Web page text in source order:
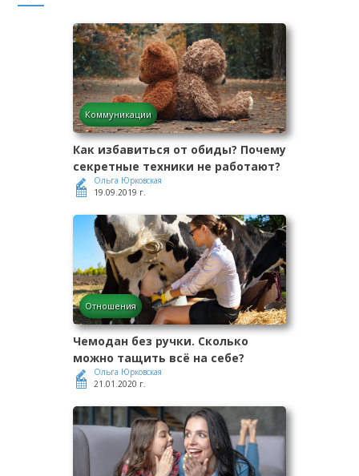
Коммуникации
Как избавиться от обиды? Почему
секретные техники не работают?
Ольга Юрковская
19.09.2019 г.
Отношения
Чемодан без ручки. Сколько
можно тащить всё на себе?
Ольга Юрковская
21.01.2020 г.